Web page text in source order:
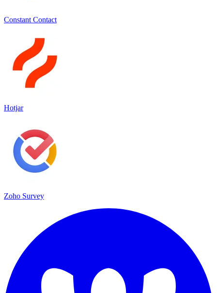
Constant Contact
Hotjar
Zoho Survey